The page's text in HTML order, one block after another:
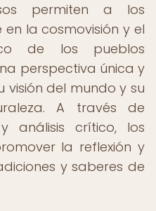
permiten a los
la cosmovisión y el
de los pueblos
perspectiva única y
visión del mundo y su
A través de
análisis crítico, los
la reflexión y
y saberes de